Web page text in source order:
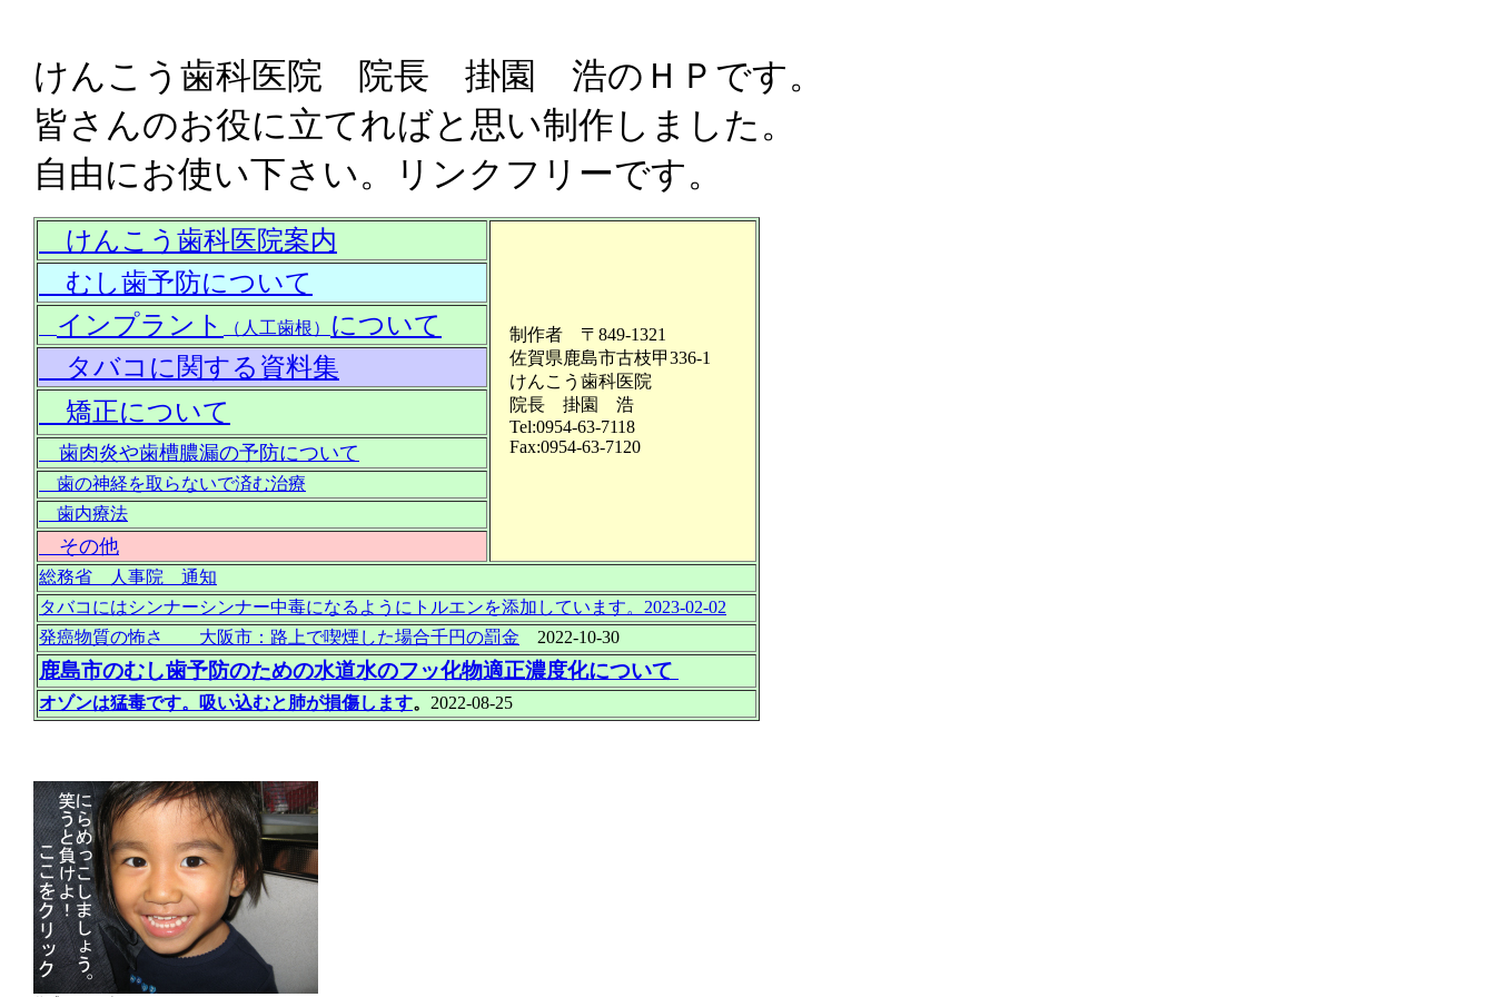
けんこう歯科医院 院長 掛園 浩のＨＰです。
皆さんのお役に立てればと思い制作しました。
自由にお使い下さい。リンクフリーです。
けんこう歯科医院案内
制作者 〒849-1321
佐賀県鹿島市古枝甲336-1
けんこう歯科医院
院長 掛園 浩
Tel:0954-63-7118
Fax:0954-63-7120
むし歯予防について
インプラント
（人工歯根）
について
タバコに関する資料集
矯正について
歯肉炎や歯槽膿漏の予防について
歯の神経を取らないで済む治療
歯内療法
その他
総務省 人事院 通知
タバコにはシンナーシンナー中毒になるようにトルエンを添加しています。2023-02-02
発癌物質の怖さ 大阪市：路上で喫煙した場合千円の罰金 2022-10-30
鹿島市のむし歯予防のための水道水のフッ化物適正濃度化について
オゾンは猛毒です。吸い込むと肺が損傷します。 2022-08-25